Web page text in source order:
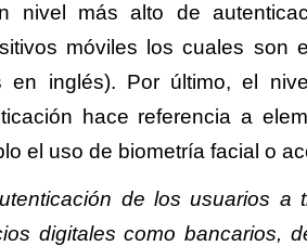
nivel más alto de
móviles los cuales son
en inglés). Por último, el
hace referencia a
el uso de biometría facial o
de los usuarios
digitales como bancarios,